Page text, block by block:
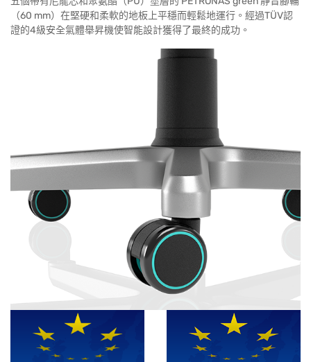
（60 mm）在堅硬和柔軟的地板上平穩而輕鬆地運行。經過TÜV認
證的4級安全氣體舉昇機使智能設計獲得了最終的成功。